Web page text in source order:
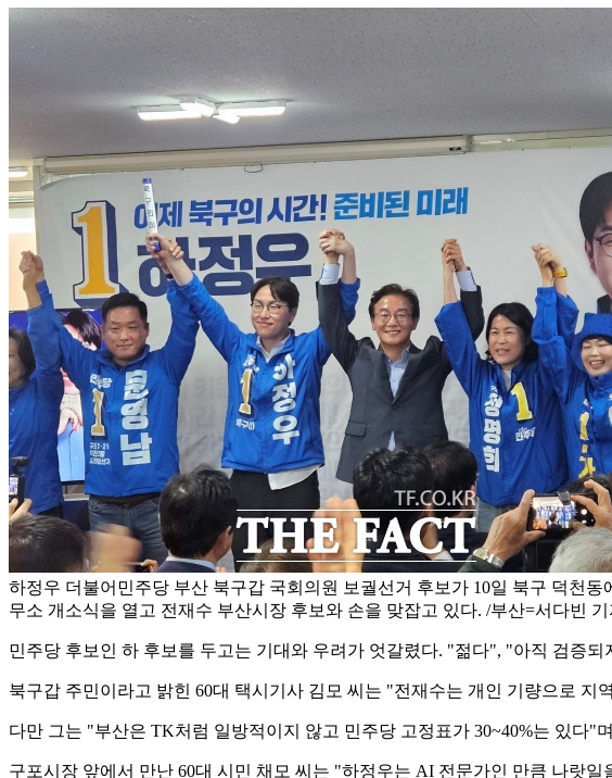
하정우 더불어민주당 부산 북구갑 국회의원 보궐선거 후보가 10일 북구 덕천동
무소 개소식을 열고 전재수 부산시장 후보와 손을 맞잡고 있다. /부산=서다빈 기
민주당 후보인 하 후보를 두고는 기대와 우려가 엇갈렸다. "젊다", "아직 검증
북구갑 주민이라고 밝힌 60대 택시기사 김모 씨는 "전재수는 개인 기량으로
다만 그는 "부산은 TK처럼 일방적이지 않고 민주당 고정표가 30~40%는 있다
구포시장 앞에서 만난 60대 시민 채모 씨는 "하정우는 AI 전문가인 만큼 나랏